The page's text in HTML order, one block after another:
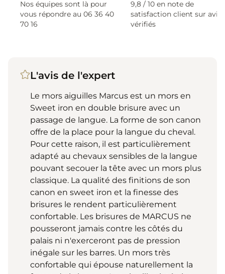
Nos équipes sont là pour
vous répondre au 06 36 40
70 16
9,8 / 10 en note de
satisfaction client sur avis
vérifiés
L'avis de l'expert
Le mors aiguilles Marcus est un mors en
Sweet iron en double brisure avec un
passage de langue. La forme de son canon
offre de la place pour la langue du cheval.
Pour cette raison, il est particulièrement
adapté au chevaux sensibles de la langue
pouvant secouer la tête avec un mors plus
classique. La qualité des finitions de son
canon en sweet iron et la finesse des
brisures le rendent particulièrement
confortable. Les brisures de MARCUS ne
pousseront jamais contre les côtés du
palais ni n'exerceront pas de pression
inégale sur les barres. Un mors très
confortable qui épouse naturellement la